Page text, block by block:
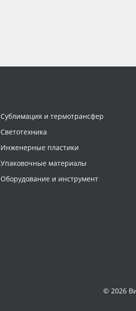
Сублимация и термотрансфер
Светотехника
Инженерные пластики
Упаковочные материалы
Оборудование и инструмент
© 2026